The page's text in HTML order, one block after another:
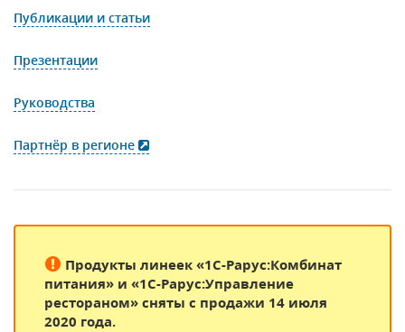
Публикации и статьи
Презентации
Руководства
Партнёр в регионе
Продукты линеек «1С-Рарус:Комбинат
питания» и «1С-Рарус:Управление
рестораном» сняты с продажи 14 июля
2020 года.